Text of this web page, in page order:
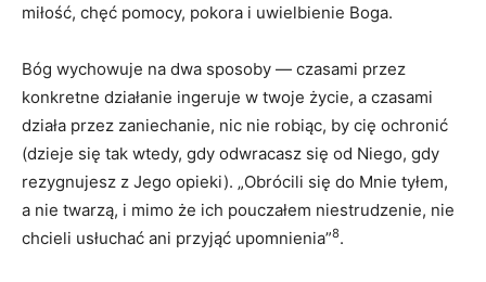
miłość, chęć pomocy, pokora i uwielbienie Boga.
Bóg wychowuje na dwa sposoby — czasami przez
konkretne działanie ingeruje w twoje życie, a czasami
działa przez zaniechanie, nic nie robiąc, by cię ochronić
(dzieje się tak wtedy, gdy odwracasz się od Niego, gdy
rezygnujesz z Jego opieki). „Obrócili się do Mnie tyłem,
a nie twarzą, i mimo że ich pouczałem niestrudzenie, nie
chcieli usłuchać ani przyjąć upomnienia”8.